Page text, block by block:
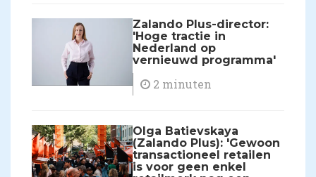
Zalando Plus-director:
'Hoge tractie in
Nederland op
vernieuwd programma'
2 minuten
Olga Batievskaya
(Zalando Plus): 'Gewoon
transactioneel retailen
is voor geen enkel